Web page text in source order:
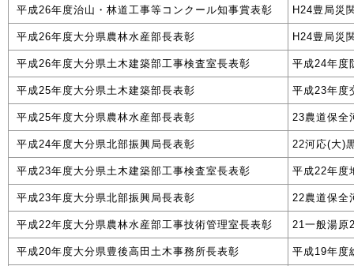
平成26年度治山・林道工事等コンクール知事賞表彰 H24豊局災
平成26年度大分県農林水産部長表彰 H24豊局災
平成26年度大分県土木建築部工事検査室長表彰 平成24年度
平成25年度大分県土木建築部長表彰 平成23年度
平成25年度大分県農林水産部長表彰 23農道保
平成24年度大分県北部振興局長表彰 22河応(大)
平成23年度大分県土木建築部工事検査室長表彰 平成22年度
平成23年度大分県北部振興局長表彰 22農道保
平成22年度大分県農林水産部工事技術管理室長表彰 21一般湯
平成20年度大分県豊後高田土木事務所長表彰 平成19年度